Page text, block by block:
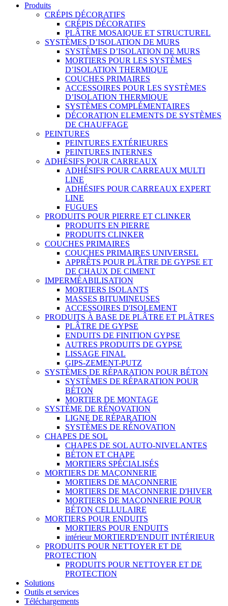
Produits
CRÉPIS DÉCORATIFS
CRÉPIS DÉCORATIFS
PLÂTRE MOSAIQUE ET STRUCTUREL
SYSTÈMES D’ISOLATION DE MURS
SYSTÈMES D’ISOLATION DE MURS
MORTIERS POUR LES SYSTÈMES
D’ISOLATION THERMIQUE
COUCHES PRIMAIRES
ACCESSOIRES POUR LES SYSTÈMES
D’ISOLATION THERMIQUE
SYSTÈMES COMPLÉMENTAIRES
DÉCORATION ELEMENTS DE SYSTÈMES
DE CHAUFFAGE
PEINTURES
PEINTURES EXTÉRIEURES
PEINTURES INTERNES
ADHÉSIFS POUR CARREAUX
ADHÉSIFS POUR CARREAUX MULTI
LINE
ADHÉSIFS POUR CARREAUX EXPERT
LINE
FUGUES
PRODUITS POUR PIERRE ET CLINKER
PRODUITS EN PIERRE
PRODUITS CLINKER
COUCHES PRIMAIRES
COUCHES PRIMAIRES UNIVERSEL
APPRÊTS POUR PLÂTRE DE GYPSE ET
DE CHAUX DE CIMENT
IMPERMÉABILISATION
MORTIERS ISOLANTS
MASSES BITUMINEUSES
ACCESSOIRES D'ISOLEMENT
PRODUITS À BASE DE PLÂTRE ET PLÂTRES
PLÂTRE DE GYPSE
ENDUITS DE FINITION GYPSE
AUTRES PRODUITS DE GYPSE
LISSAGE FINAL
GIPS-ZEMENT-PUTZ
SYSTÈMES DE RÉPARATION POUR BÉTON
SYSTÈMES DE RÉPARATION POUR
BÉTON
MORTIER DE MONTAGE
SYSTÈME DE RÉNOVATION
LIGNE DE RÉPARATION
SYSTÈMES DE RÉNOVATION
CHAPES DE SOL
CHAPES DE SOL AUTO-NIVELANTES
BÉTON ET CHAPE
MORTIERS SPÉCIALISÉS
MORTIERS DE MAÇONNERIE
MORTIERS DE MAÇONNERIE
MORTIERS DE MAÇONNERIE D'HIVER
MORTIERS DE MAÇONNERIE POUR
BÉTON CELLULAIRE
MORTIERS POUR ENDUITS
MORTIERS POUR ENDUITS
intérieur MORTIERD'ENDUIT INTÉRIEUR
PRODUITS POUR NETTOYER ET DE
PROTECTION
PRODUITS POUR NETTOYER ET DE
PROTECTION
Solutions
Outils et services
Téléchargements